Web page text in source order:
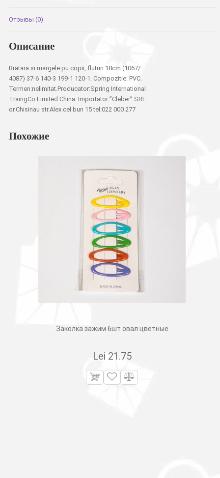
Отзывы (0)
Описание
Bratara si margele pu copii, fluturi 18cm (1067/
4087) 37-6 140-3 199-1 120-1. Compozitie: PVC.
Termen:nelimitat.Producator:Spring International
TraingCo Limited China. Importator:”Cleber” SRL
or.Chisinau str.Alex.cel bun 15 tel:022 000 277
Похожие
Заколка зажим 6шт овал цветные
Lei 21.75